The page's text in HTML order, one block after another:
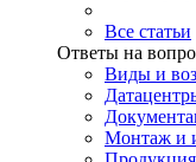
Все статьи
Ответы на
Виды и
Монтаж и